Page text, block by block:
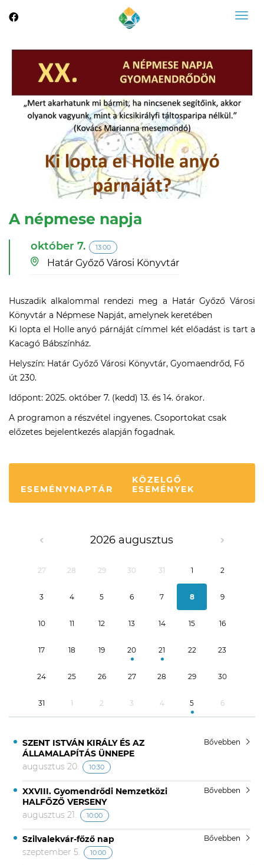
A népmese napja
október 7. 13:00
Határ Győző Városi Könyvtár
Huszadik alkalommal rendezi meg a Határ Győző Városi
Könyvtár a Népmese Napját, amelynek keretében
Ki lopta el Holle anyó párnáját címmel két előadást is tart a
Kacagó Bábszínház.
Helyszín: Határ Győző Városi Könyvtár, Gyomaendrőd, Fő
út 230.
Időpont: 2025. október 7. (kedd) 13. és 14. órakor.
A programon a részvétel ingyenes. Csoportokat csak
előzetes bejelentkezés alapján fogadnak.
ESEMÉNYNAPTÁR
KÖZELGŐ
ESEMÉNYEK
2026 augusztus
27 28 29 30 31 1 2
3 4 5 6 7 8 9
10 11 12 13 14 15 16
17 18 19 20 21 22 23
24 25 26 27 28 29 30
31 1 2 3 4 5 6
SZENT ISTVÁN KIRÁLY ÉS AZ
ÁLLAMALAPÍTÁS ÜNNEPE
Bővebben
augusztus 20. 10:30
XXVIII. Gyomendrődi Nemzetközi
HALFŐZŐ VERSENY
Bővebben
augusztus 21. 10:00
Szilvalekvár-főző nap Bővebben
szeptember 5. 10:00